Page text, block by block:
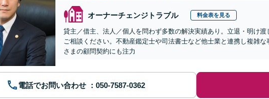
オーナーチェンジトラブル 料金表を見る
貸主／借主、法人／個人を問わず多数の解決実績あり。立退・明け
ご相談ください。不動産鑑定士や司法書士など他士業と連携し複雑
さまの顧問契約にも注力
電話でお問い合わせ